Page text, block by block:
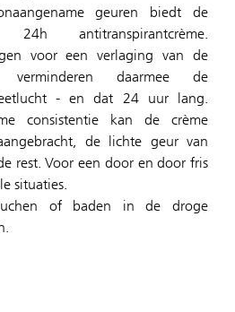
geuren biedt de
antitranspirantcrème.
voor een verlaging van de
verminderen daarmee de
- en dat 24 uur lang.
consistentie kan de crème
de lichte geur van
rest. Voor een door en door fris
situaties.
of baden in de droge